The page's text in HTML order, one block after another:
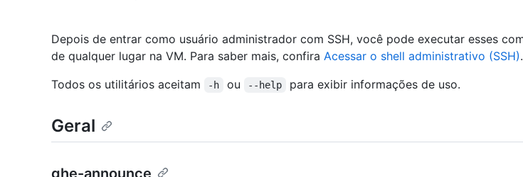
Depois de entrar como usuário administrador com SSH, você pode executar esses
de qualquer lugar na VM. Para saber mais, confira Acessar o shell administrativo (SSH).
Todos os utilitários aceitam
-h ou --help para exibir informações de uso.
Geral
ghe-announce